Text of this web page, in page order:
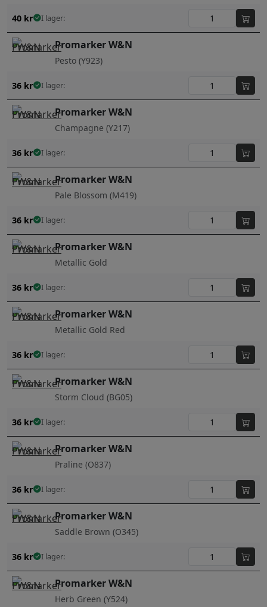
40 kr I lager:
Promarker W&N
Pesto (Y923)
36 kr I lager:
Promarker W&N
Champagne (Y217)
36 kr I lager:
Promarker W&N
Pale Blossom (M419)
36 kr I lager:
Promarker W&N
Metallic Gold
36 kr I lager:
Promarker W&N
Metallic Gold Red
36 kr I lager:
Promarker W&N
Storm Cloud (BG05)
36 kr I lager:
Promarker W&N
Praline (O837)
36 kr I lager:
Promarker W&N
Saddle Brown (O345)
36 kr I lager:
Promarker W&N
Herb Green (Y524)